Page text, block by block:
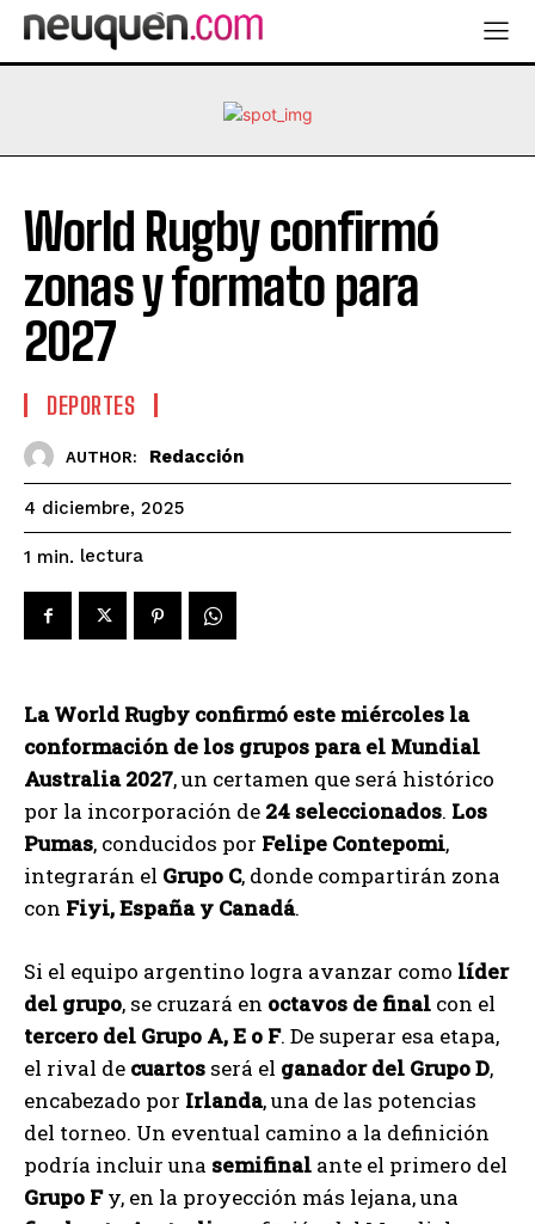
World Rugby confirmó
zonas y formato para
2027
DEPORTES
AUTHOR: Redacción
4 diciembre, 2025
1 min. lectura
La World Rugby confirmó este miércoles la
conformación de los grupos para el Mundial
Australia 2027, un certamen que será histórico
por la incorporación de 24 seleccionados. Los
Pumas, conducidos por Felipe Contepomi,
integrarán el Grupo C, donde compartirán zona
con Fiyi, España y Canadá.
Si el equipo argentino logra avanzar como líder
del grupo, se cruzará en octavos de final con el
tercero del Grupo A, E o F. De superar esa etapa,
el rival de cuartos será el ganador del Grupo D,
encabezado por Irlanda, una de las potencias
del torneo. Un eventual camino a la definición
podría incluir una semifinal ante el primero del
Grupo Fy, en la proyección más lejana, una